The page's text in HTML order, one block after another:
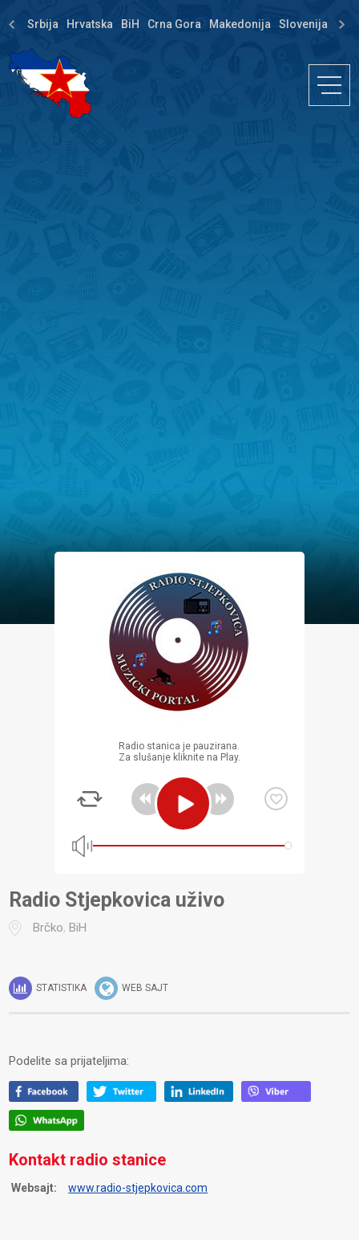
Srbija Hrvatska BiH Crna Gora Makedonija Slovenija
Radio stanica je pauzirana.
Za slušanje kliknite na Play.
Radio Stjepkovica uživo
Brčko,BiH
STATISTIKA WEB SAJT
Podelite sa prijateljima:
Kontakt radio stanice
Websajt: www.radio-stjepkovica.com